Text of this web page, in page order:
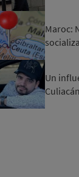
Maroc:
Un
Culiacán